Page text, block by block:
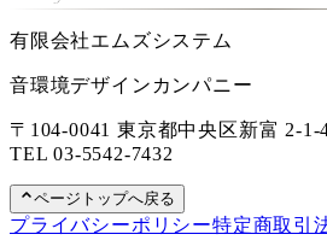
有限会社エムズシステム
音環境デザインカンパニー
〒104-0041 東京都中央区新富 2-1-
TEL03-5542-7432
ページトップへ戻る
プライバシーポリシー特定商取引